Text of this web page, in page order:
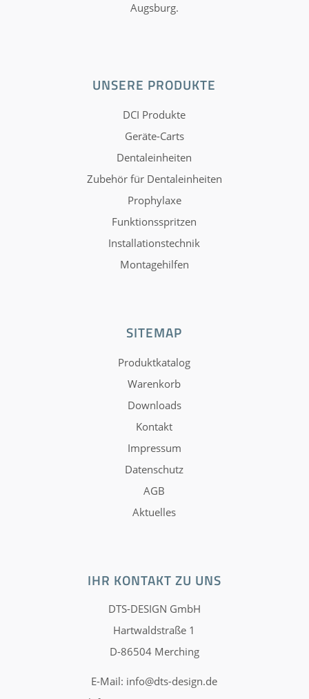
Augsburg.
UNSERE PRODUKTE
DCI Produkte
Geräte-Carts
Dentaleinheiten
Zubehör für Dentaleinheiten
Prophylaxe
Funktionsspritzen
Installationstechnik
Montagehilfen
SITEMAP
Produktkatalog
Warenkorb
Downloads
Kontakt
Impressum
Datenschutz
AGB
Aktuelles
IHR KONTAKT ZU UNS
DTS-DESIGN GmbH
Hartwaldstraße 1
D-86504 Merching
E-Mail: info@dts-design.de